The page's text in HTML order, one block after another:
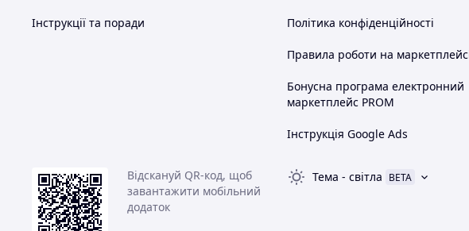
Інструкції та поради Політика конфіденційності
Правила роботи на
Бонусна програма електронний
маркетплейс PROM
Інструкція Google Ads
Відскануй QR-код, щоб
завантажити мобільний
додаток
Тема - світла BETA